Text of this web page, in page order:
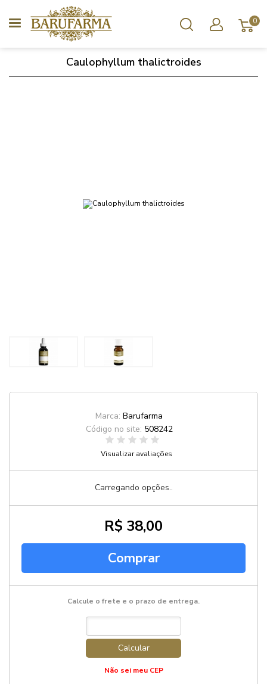
0
Caulophyllum thalictroides
Marca: Barufarma
Código no site: 508242
Visualizar avaliações
Carregando opções..
R$ 38,00
Comprar
Calcule o frete e o prazo de entrega.
Calcular
Não sei meu CEP